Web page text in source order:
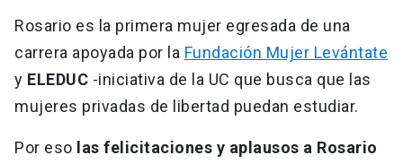
Rosario es la primera mujer egresada de una
carrera apoyada por la Fundación Mujer Levántate
y ELEDUC -iniciativa de la UC que busca que las
mujeres privadas de libertad puedan estudiar.
Por eso las felicitaciones y aplausos a Rosario